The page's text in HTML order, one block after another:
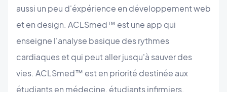
aussi un peu d'éxpérience en développement web
et en design. ACLSmed™ est une app qui
enseigne l'analyse basique des rythmes
cardiaques et qui peut aller jusqu'à sauver des
vies. ACLSmed™ est en priorité destinée aux
étudiants en médecine, étudiants infirmiers,